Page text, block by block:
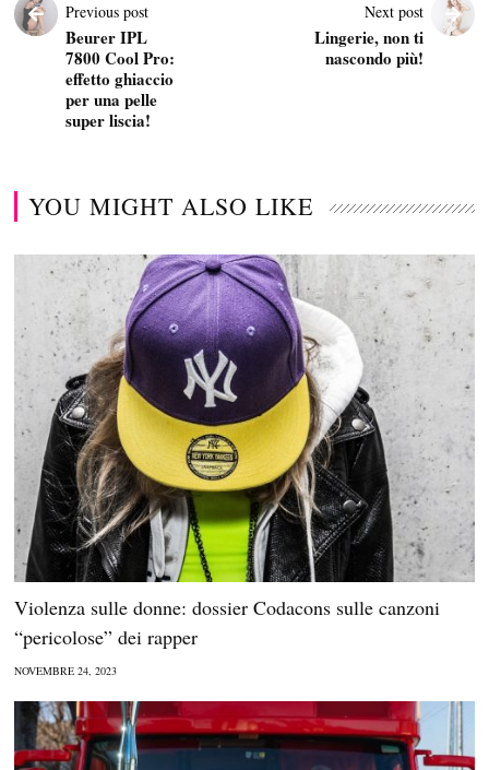
Previous post
Beurer IPL
7800 Cool Pro:
effetto ghiaccio
per una pelle
super liscia!
Next post
Lingerie, non ti
nascondo più!
YOU MIGHT ALSO LIKE
Violenza sulle donne: dossier Codacons sulle canzoni
“pericolose” dei rapper
NOVEMBRE 24, 2023